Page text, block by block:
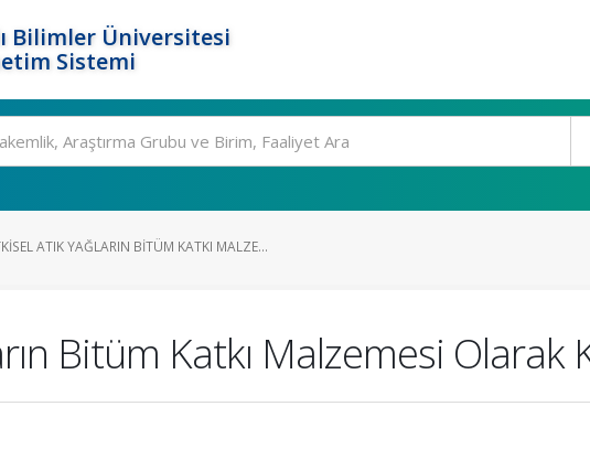
Bilimler Üniversitesi
Sistemi
ATIK YAĞLARIN BITÜM KATKI MALZE...
Bitüm Katkı Malzemesi Olarak